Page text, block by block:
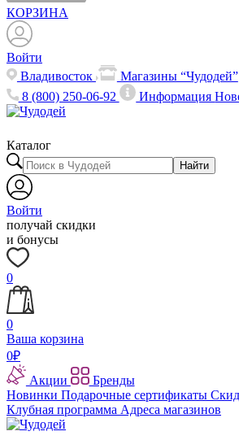
КОРЗИНА
Войти
Владивосток
Магазины “Чудодей”
8 (800) 250-06-92
Информация
Каталог
Найти
Войти
получай скидки
и бонусы
0
0
Ваша корзина
0₽
Акции
Бренды
Новинки Подарочные сертификаты
Клубная программа Адреса магазинов